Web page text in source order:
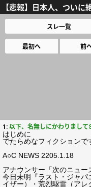
【悲報】日本人、つい
スレ一覧
最初へ 前
1: 以下、名無しにかわりまし
はじめに
でたらめなフィクションで
A○C NEWS 2205.1.18
アナウンサー「次のニュー
今日未明『ラスト・ジャパ
イザー）・荒烈駆雷（ア